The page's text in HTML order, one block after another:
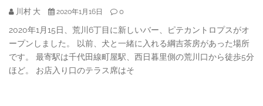
川村 大 2020年1月16日 0
2020年1月15日、荒川6丁目に新しいバー、ピテカントロプスがオ
ープンしました。 以前、犬と一緒に入れる綱吉茶房があった場所
です。 最寄駅は千代田線町屋駅、西日暮里側の荒川口から徒歩5分
ほど。 お店入り口のテラス席はそ